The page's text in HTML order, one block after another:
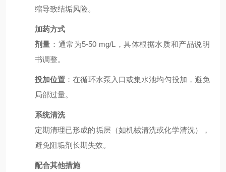
缩导致结垢风险。
加药方式
剂量 ：通常为5-50 mg/L，具体根据水质和产品说明
书调整。
投加位置 ：在循环水泵入口或集水池均匀投加，避免
局部过量。
系统清洗
定期清理已形成的垢层（如机械清洗或化学清洗），
避免阻垢剂长期失效。
配合其他措施